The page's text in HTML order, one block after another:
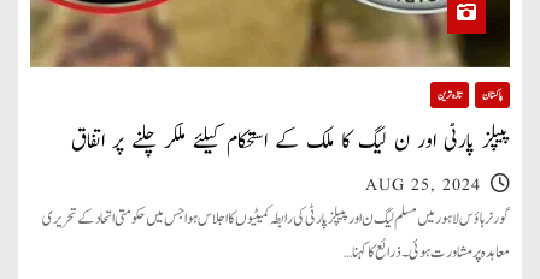
پاکستان تازہ ترین
پیپلز پارٹی اور ن لیگ کا ملک کے استحکام کیلئے ملکر چلنے پر اتفاق
AUG 25, 2024
گورنر ہاؤس لاہور میں مسلم لیگ ن اور پیپلز پارٹی کی رابطہ کمیٹیوں کا اجلاس ہوا جس میں حکومتی اتحاد کے تحریری
معاہدہ پر مشاورت ہوئی ۔ ذرائع کا کہنا…